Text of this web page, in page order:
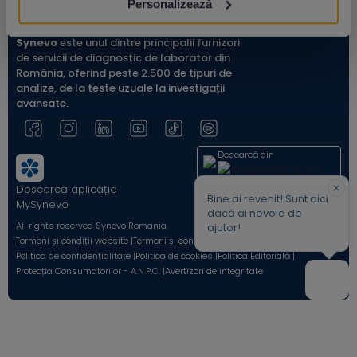
Personalizează
Synevoeste unul dintre principalii furnizori
de servicii de diagnostic de laborator din
România, oferind peste 2.500 de tipuri de
analize, de la teste uzuale la investigații
avansate.
Descarcă aplicația
MySynevo
Descarcă din
All rights reserved Synevo Romania.
Termeni și condiții website |Termeni și condiții Shop Online |
Politica de confidențialitate |Politica de cookies |Politica Editorială |
Protecția Consumatorilor - A.N.P.C. |Avertizori de integritate
Bine ai revenit! Sunt aici
dacă ai nevoie de
ajutor!